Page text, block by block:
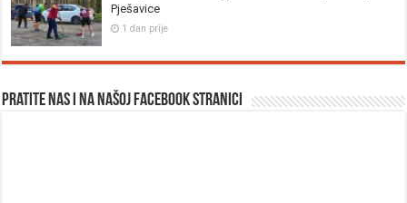
Pješavice
1 dan prije
Pratite nas i na našoj facebook stranici